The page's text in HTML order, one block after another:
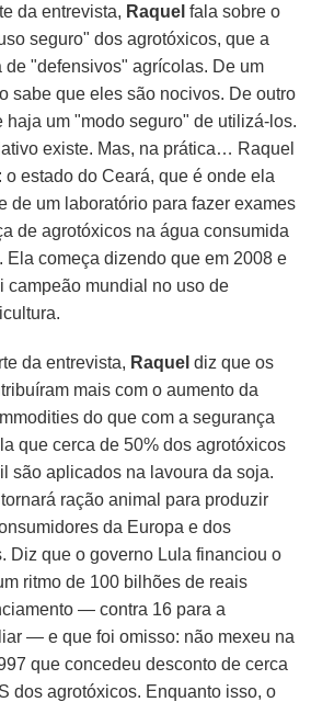
da entrevista, Raquel fala sobre o
seguro" dos agrotóxicos, que a
de "defensivos" agrícolas. De um
sabe que eles são nocivos. De outro
haja um "modo seguro" de utilizá-los.
existe. Mas, na prática… Raquel
o estado do Ceará, que é onde ela
de um laboratório para fazer exames
de agrotóxicos na água consumida
Ela começa dizendo que em 2008 e
campeão mundial no uso de
da entrevista, Raquel diz que os
mais com o aumento da
do que com a segurança
que cerca de 50% dos agrotóxicos
são aplicados na lavoura da soja.
ração animal para produzir
da Europa e dos
Diz que o governo Lula financiou o
ritmo de 100 bilhões de reais
— contra 16 para a
— e que foi omisso: não mexeu na
que concedeu desconto de cerca
dos agrotóxicos. Enquanto isso, o